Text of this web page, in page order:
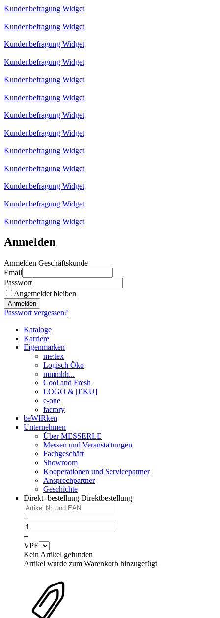
Kundenbefragung Widget
Kundenbefragung Widget
Kundenbefragung Widget
Kundenbefragung Widget
Kundenbefragung Widget
Kundenbefragung Widget
Kundenbefragung Widget
Kundenbefragung Widget
Kundenbefragung Widget
Kundenbefragung Widget
Kundenbefragung Widget
Kundenbefragung Widget
Kundenbefragung Widget
Anmelden
Anmelden Geschäftskunde
Email
Passwort
Angemeldet bleiben
Anmelden
Passwort vergessen?
Kataloge
Karriere
Eigenmarken
me:tex
Logisch Öko
mmmhh...
Cool and Fresh
LOGO & [I´KU]
e-one
factory
beWIRken
Unternehmen
Über MESSERLE
Messen und Veranstaltungen
Fachgeschäft
Showroom
Kooperationen und Servicepartner
Ansprechpartner
Geschichte
Direkt- bestellung Direktbestellung
-
+
VPE
Kein Artikel gefunden
Artikel wurde zum Warenkorb hinzugefügt